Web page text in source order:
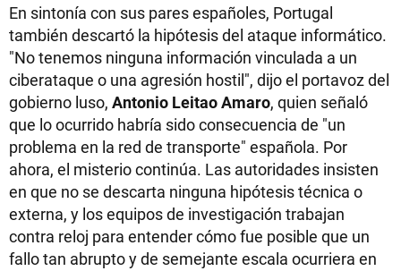
En sintonía con sus pares españoles, Portugal
también descartó la hipótesis del ataque informático.
"No tenemos ninguna información vinculada a un
ciberataque o una agresión hostil", dijo el portavoz del
gobierno luso, Antonio Leitao Amaro, quien señaló
que lo ocurrido habría sido consecuencia de "un
problema en la red de transporte" española. Por
ahora, el misterio continúa. Las autoridades insisten
en que no se descarta ninguna hipótesis técnica o
externa, y los equipos de investigación trabajan
contra reloj para entender cómo fue posible que un
fallo tan abrupto y de semejante escala ocurriera en